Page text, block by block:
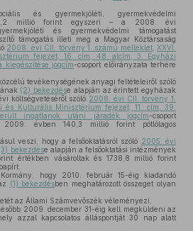
és gyermekjóléti, gyermekvédelmi
millió forint egyszeri – a 2008. évi
és gyermekvédelmi támogatást
támogatás illeti meg a Magyar Köztársaság
2008. évi CII. törvény 1. számú melléklet, XXVI.
fejezet, 16. cím, 48. alcím, 3. Egyházi
kiegészítése jogcím-csoport előirányzata terhére
tevékenységének anyagi feltételeiről szóló
(2) bekezdése alapján az érintett egyházak
költségvetéséről szóló 2008. évi CII. törvény 1.
és Kulturális Minisztérium fejezet, 11. cím, 39.
ingatlanok utáni járadék jogcím-csoport
2009. évben 140,3 millió forint pótlólagos
veszi, hogy a felsőoktatásról szóló 2005. évi
bekezdése alapján a felsőoktatási intézmények
értékben vásároltak és 1738,8 millió forint
hogy 2010. február 15-éig kiadandó
(1) bekezdésben meghatározott összeget olyan
az Állami Számvevőszék véleményezi,
2009. december 31-éig kell megküldeni az
azzal kapcsolatos álláspontját 30 nap alatt